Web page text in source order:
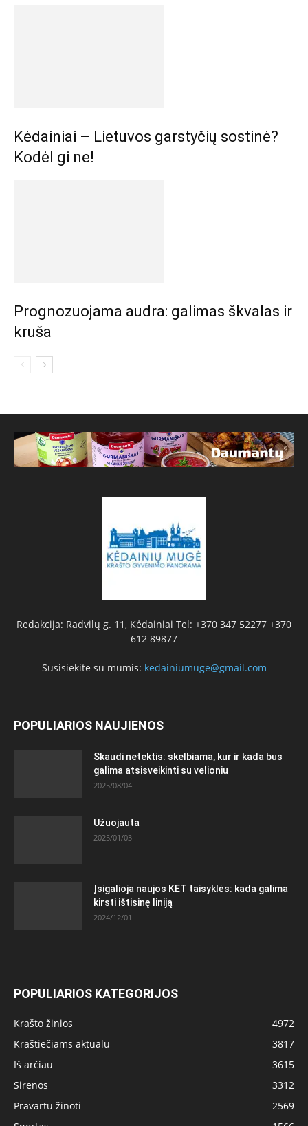
Kėdainiai – Lietuvos garstyčių sostinė?
Kodėl gi ne!
Prognozuojama audra: galimas škvalas ir
kruša
Redakcija: Radvilų g. 11, Kėdainiai Tel: +370 347 52277 +370
612 89877
Susisiekite su mumis: kedainiumuge@gmail.com
POPULIARIOS NAUJIENOS
Skaudi netektis: skelbiama, kur ir kada bus
galima atsisveikinti su velioniu
2025/08/04
Užuojauta
2025/01/03
Įsigalioja naujos KET taisyklės: kada galima
kirsti ištisinę liniją
2024/12/01
POPULIARIOS KATEGORIJOS
Krašto žinios
4972
Kraštiečiams aktualu
3817
Iš arčiau
3615
Sirenos
3312
Pravartu žinoti
2569